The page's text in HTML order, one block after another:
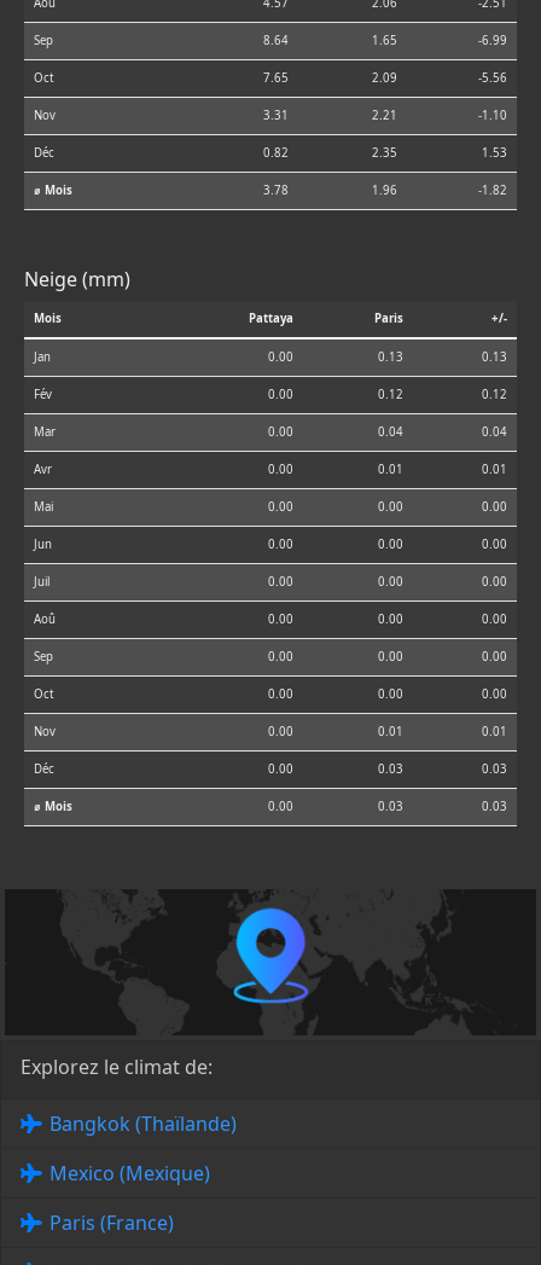
Aoû 4.57 2.06 -2.51
Sep 8.64 1.65 -6.99
Oct 7.65 2.09 -5.56
Nov 3.31 2.21 -1.10
Déc 0.82 2.35 1.53
⌀ Mois 3.78 1.96 -1.82
Neige (mm)
Mois Pattaya Paris +/-
Jan 0.00 0.13 0.13
Fév 0.00 0.12 0.12
Mar 0.00 0.04 0.04
Avr 0.00 0.01 0.01
Mai 0.00 0.00 0.00
Jun 0.00 0.00 0.00
Juil 0.00 0.00 0.00
Aoû 0.00 0.00 0.00
Sep 0.00 0.00 0.00
Oct 0.00 0.00 0.00
Nov 0.00 0.01 0.01
Déc 0.00 0.03 0.03
⌀ Mois 0.00 0.03 0.03
Explorez le climat de:
Bangkok (Thaïlande)
Mexico (Mexique)
Paris (France)